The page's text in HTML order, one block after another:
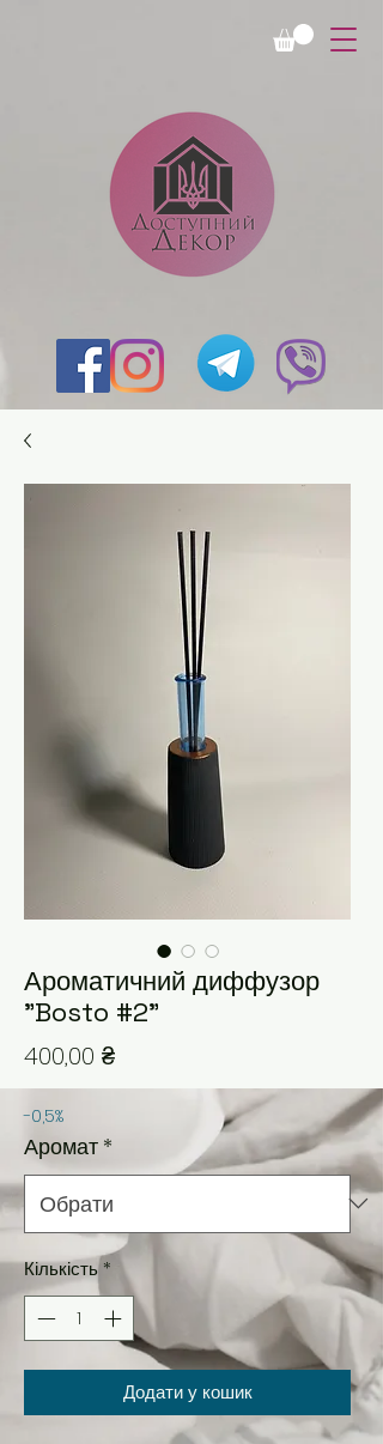
Ароматичний диффузор
"Bosto #2"
400,00 ₴Ціна
-0,5%
Аромат *
Кількість *
Додати у кошик